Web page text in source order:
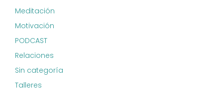
Meditación
Motivación
PODCAST
Relaciones
Sin categoría
Talleres